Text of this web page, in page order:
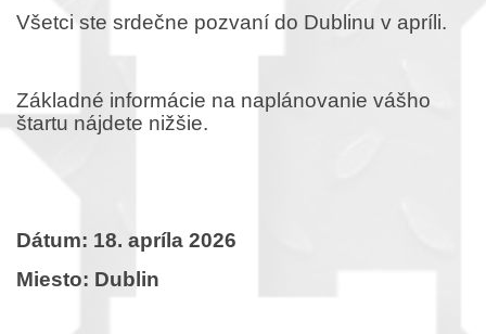
Všetci ste srdečne pozvaní do Dublinu v apríli.
Základné informácie na naplánovanie vášho
štartu nájdete nižšie.
Dátum: 18. apríla 2026
Miesto: Dublin